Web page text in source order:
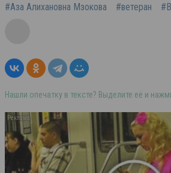
#Аза Алихановна Мзокова #ветеран
Нашли опечатку в тексте? Выделите её и